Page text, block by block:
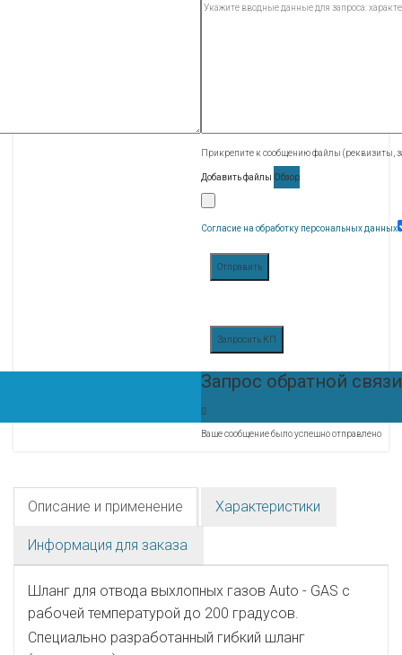
Прикрепите к сообщению файлы (реквизиты,
Добавить файлы Обзор
Согласие на обработку персональных данных
Отправить
Запросить КП
Запрос обратной связи
Ваше сообщение было успешно отправлено
Описание и применение Характеристики
Информация для заказа
Шланг для отвода выхлопных газов Auto - GAS с
рабочей температурой до 200 градусов.
Специально разработанный гибкий шланг